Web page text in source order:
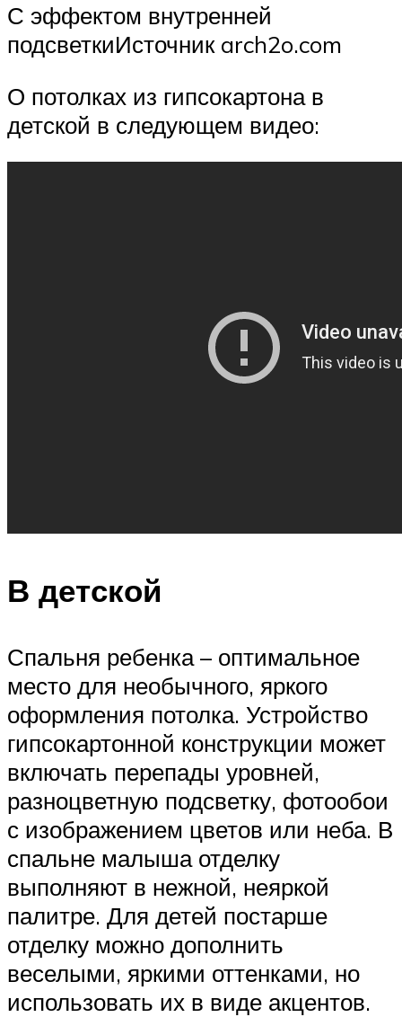
С эффектом внутренней
подсветкиИсточник arch2o.com
О потолках из гипсокартона в
детской в следующем видео:
В детской
Спальня ребенка – оптимальное
место для необычного, яркого
оформления потолка. Устройство
гипсокартонной конструкции может
включать перепады уровней,
разноцветную подсветку, фотообои
с изображением цветов или неба. В
спальне малыша отделку
выполняют в нежной, неяркой
палитре. Для детей постарше
отделку можно дополнить
веселыми, яркими оттенками, но
использовать их в виде акцентов.